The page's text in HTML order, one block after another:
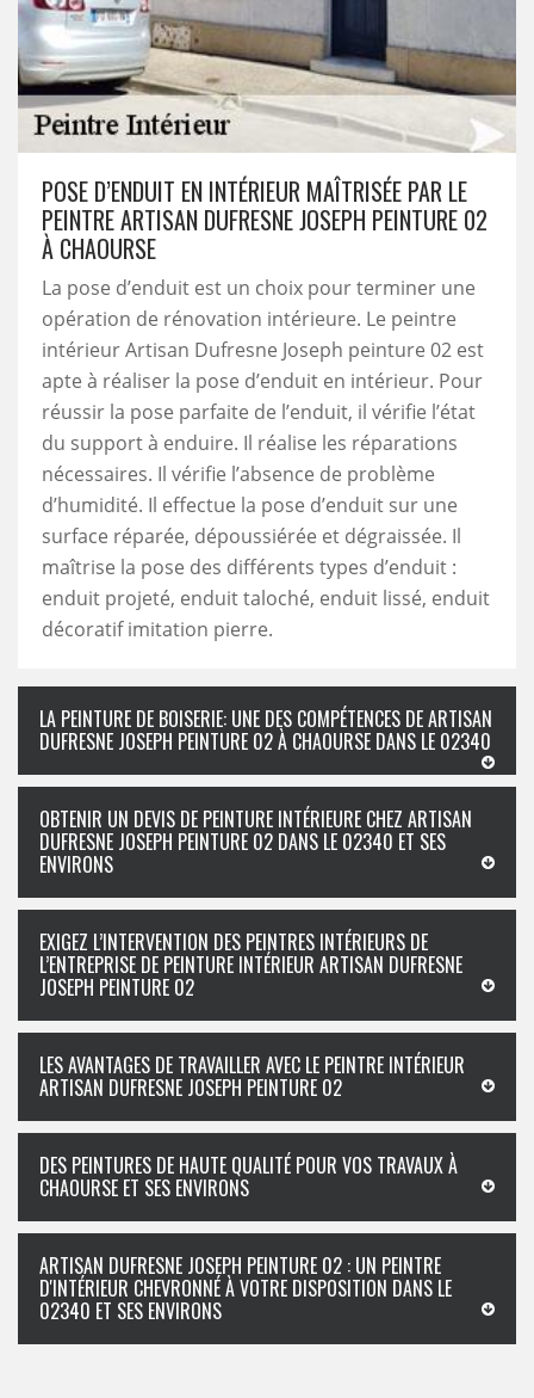
POSE D’ENDUIT EN INTÉRIEUR MAÎTRISÉE PAR LE
PEINTRE ARTISAN DUFRESNE JOSEPH PEINTURE 02
À CHAOURSE
La pose d’enduit est un choix pour terminer une
opération de rénovation intérieure. Le peintre
intérieur Artisan Dufresne Joseph peinture 02 est
apte à réaliser la pose d’enduit en intérieur. Pour
réussir la pose parfaite de l’enduit, il vérifie l’état
du support à enduire. Il réalise les réparations
nécessaires. Il vérifie l’absence de problème
d’humidité. Il effectue la pose d’enduit sur une
surface réparée, dépoussiérée et dégraissée. Il
maîtrise la pose des différents types d’enduit :
enduit projeté, enduit taloché, enduit lissé, enduit
décoratif imitation pierre.
LA PEINTURE DE BOISERIE: UNE DES COMPÉTENCES DE ARTISAN
DUFRESNE JOSEPH PEINTURE 02 À CHAOURSE DANS LE 02340
OBTENIR UN DEVIS DE PEINTURE INTÉRIEURE CHEZ ARTISAN
DUFRESNE JOSEPH PEINTURE 02 DANS LE 02340 ET SES
ENVIRONS
EXIGEZ L’INTERVENTION DES PEINTRES INTÉRIEURS DE
L’ENTREPRISE DE PEINTURE INTÉRIEUR ARTISAN DUFRESNE
JOSEPH PEINTURE 02
LES AVANTAGES DE TRAVAILLER AVEC LE PEINTRE INTÉRIEUR
ARTISAN DUFRESNE JOSEPH PEINTURE 02
DES PEINTURES DE HAUTE QUALITÉ POUR VOS TRAVAUX À
CHAOURSE ET SES ENVIRONS
ARTISAN DUFRESNE JOSEPH PEINTURE 02 : UN PEINTRE
D'INTÉRIEUR CHEVRONNÉ À VOTRE DISPOSITION DANS LE
02340 ET SES ENVIRONS